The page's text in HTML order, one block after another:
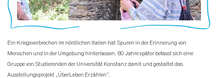
Ein Kriegsverbrechen im nördlichen Italien hat Spuren in der Erinnerung von
Menschen und in der Umgebung hinterlassen. 80 Jahre später befasst sich eine
Gruppe von Studierenden der Universität Konstanz damit und gestaltet das
Ausstellungsprojekt „ÜberLeben Erzählen“.